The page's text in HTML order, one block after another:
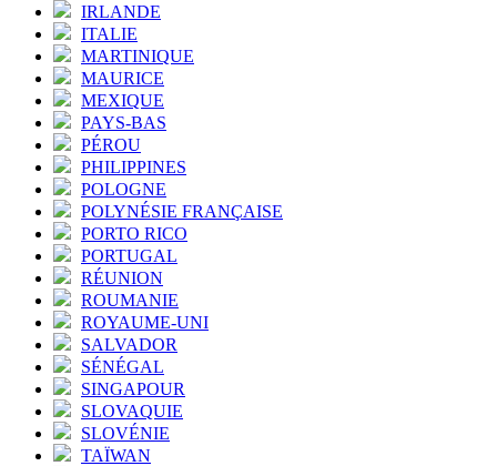
IRLANDE
ITALIE
MARTINIQUE
MAURICE
MEXIQUE
PAYS-BAS
PÉROU
PHILIPPINES
POLOGNE
POLYNÉSIE FRANÇAISE
PORTO RICO
PORTUGAL
RÉUNION
ROUMANIE
ROYAUME-UNI
SALVADOR
SÉNÉGAL
SINGAPOUR
SLOVAQUIE
SLOVÉNIE
TAÏWAN